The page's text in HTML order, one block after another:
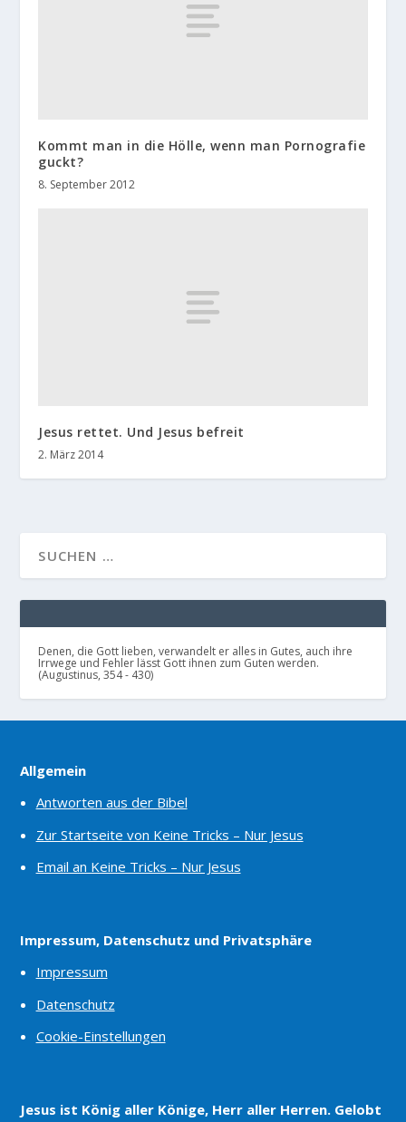
Kommt man in die Hölle, wenn man Pornografie
guckt?
8. September 2012
Jesus rettet. Und Jesus befreit
2. März 2014
Denen, die Gott lieben, verwandelt er alles in Gutes, auch ihre
Irrwege und Fehler lässt Gott ihnen zum Guten werden.
(Augustinus, 354 - 430)
Allgemein
Antworten aus der Bibel
Zur Startseite von Keine Tricks – Nur Jesus
Email an Keine Tricks – Nur Jesus
Impressum, Datenschutz und Privatsphäre
Impressum
Datenschutz
Cookie-Einstellungen
Jesus ist König aller Könige, Herr aller Herren. Gelobt